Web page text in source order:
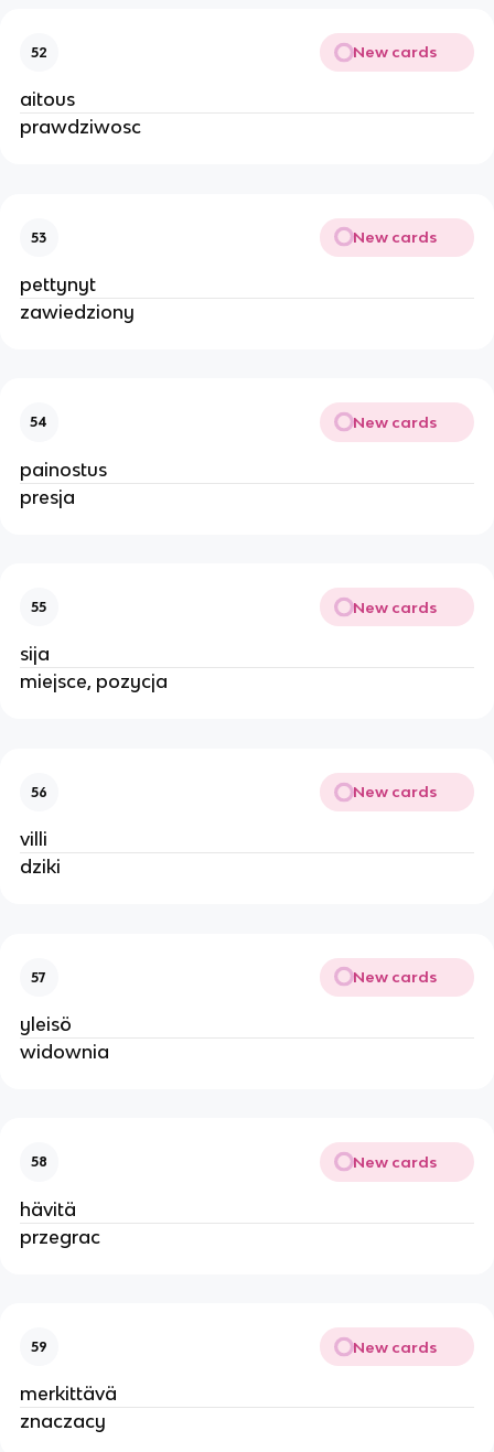
52 New cards
aitous
prawdziwosc
53 New cards
pettynyt
zawiedziony
54 New cards
painostus
presja
55 New cards
sija
miejsce, pozycja
56 New cards
villi
dziki
57 New cards
yleisö
widownia
58 New cards
hävitä
przegrac
59 New cards
merkittävä
znaczacy